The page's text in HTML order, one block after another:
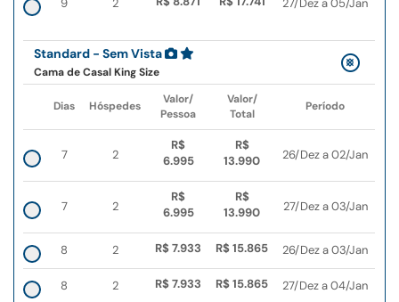
9 2 27/Dez a 05/Jan
Standard - Sem Vista
Cama de Casal King Size
Dias Hóspedes
Valor/
Pessoa
Valor/
Total
Período
7 2
R$
6.995
R$
13.990
26/Dez a 02/Jan
7 2
R$
6.995
R$
13.990
27/Dez a 03/Jan
8 2 R$ 7.933 R$ 15.865 26/Dez a 03/Jan
8 2 R$ 7.933 R$ 15.865 27/Dez a 04/Jan